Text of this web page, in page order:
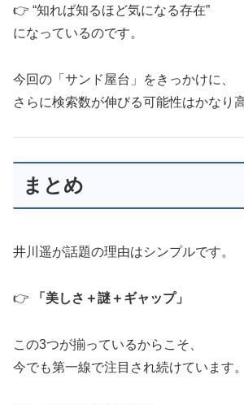
👉 “知れば知るほど気になる存在”
になっているのです。
今回の「サンド屋台」をきっかけに、
さらに検索数が伸びる可能性はかなり
まとめ
井川遥が話題の理由はシンプルです。
👉 「美しさ＋謎＋ギャップ」
この3つが揃っているからこそ、
今でも第一線で注目され続けています。